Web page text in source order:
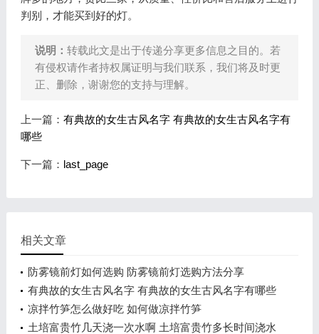
判别，才能买到好的灯。
说明： 转载此文是出于传递分享更多信息之目的。若
有侵权请作者持权属证明与我们联系，我们将及时更
正、删除，谢谢您的支持与理解。
上一篇： 有典故的女生古风名字 有典故的女生古风名字有
哪些
下一篇： last_page
相关文章
防雾镜前灯如何选购 防雾镜前灯选购方法分享
有典故的女生古风名字 有典故的女生古风名字有哪些
凉拌竹笋怎么做好吃 如何做凉拌竹笋
土培富贵竹几天浇一次水啊 土培富贵竹多长时间浇水